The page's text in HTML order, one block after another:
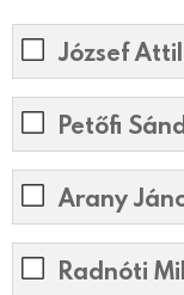
József
Petőfi
Arany
Radnóti